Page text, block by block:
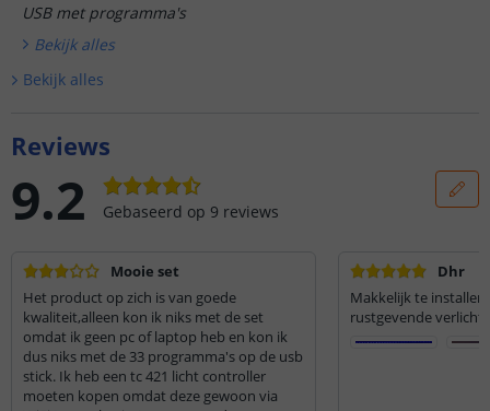
USB met programma's
Bekijk alles
Bekijk alles
Reviews
9.2 Gebaseerd op 9 reviews
Mooie set
Het product op zich is van goede
kwaliteit,alleen kon ik niks met de set
omdat ik geen pc of laptop heb en kon ik
dus niks met de 33 programma's op de usb
stick. Ik heb een tc 421 licht controller
moeten kopen omdat deze gewoon via
Dhr
Makkelijk te
rustgevende